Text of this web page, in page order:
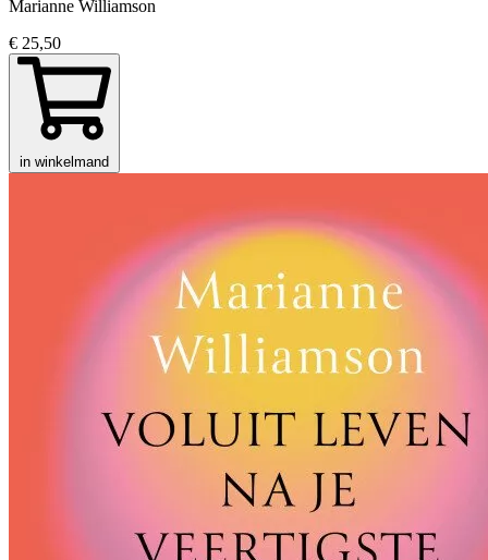
Marianne Williamson
€ 25,50
in winkelmand